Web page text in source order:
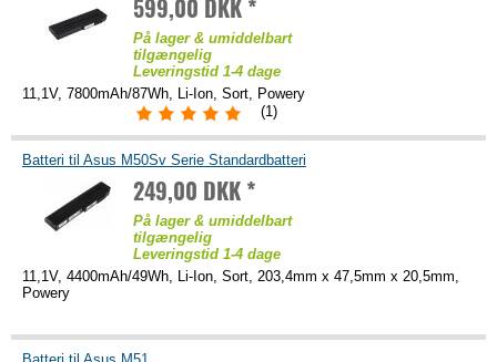
599,00 DKK *
På lager & umiddelbart
tilgængelig
Leveringstid 1-4 dage
11,1V, 7800mAh/87Wh, Li-Ion, Sort, Powery
(1)
Batteri til Asus M50Sv Serie Standardbatteri
249,00 DKK *
På lager & umiddelbart
tilgængelig
Leveringstid 1-4 dage
11,1V, 4400mAh/49Wh, Li-Ion, Sort, 203,4mm x 47,5mm x 20,5mm,
Powery